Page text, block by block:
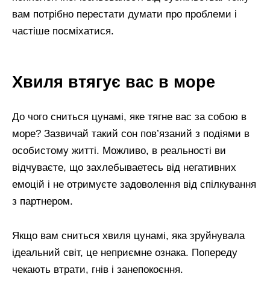
вам потрібно перестати думати про проблеми і
частіше посміхатися.
Хвиля втягує вас в море
До чого сниться цунамі, яке тягне вас за собою в
море? Зазвичай такий сон пов’язаний з подіями в
особистому житті. Можливо, в реальності ви
відчуваєте, що захлебываетесь від негативних
емоцій і не отримуєте задоволення від спілкування
з партнером.
Якщо вам сниться хвиля цунамі, яка зруйнувала
ідеальний світ, це неприємне ознака. Попереду
чекають втрати, гнів і занепокоєння.